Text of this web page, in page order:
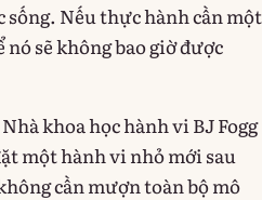
sống. Nếu thực hành cần một
sẽ không bao giờ được
khoa học hành vi BJ Fogg
một hành vi nhỏ mới sau
cần mượn toàn bộ mô